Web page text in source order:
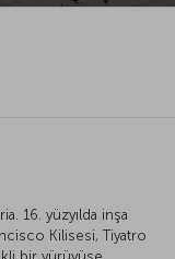
16. yüzyılda inşa
Kilisesi, Tiyatro